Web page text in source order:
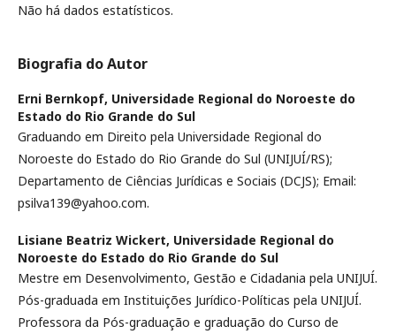
Não há dados estatísticos.
Biografia do Autor
Erni Bernkopf, Universidade Regional do Noroeste do
Estado do Rio Grande do Sul
Graduando em Direito pela Universidade Regional do
Noroeste do Estado do Rio Grande do Sul (UNIJUÍ/RS);
Departamento de Ciências Jurídicas e Sociais (DCJS); Email:
psilva139@yahoo.com.
Lisiane Beatriz Wickert, Universidade Regional do
Noroeste do Estado do Rio Grande do Sul
Mestre em Desenvolvimento, Gestão e Cidadania pela UNIJUÍ.
Pós-graduada em Instituições Jurídico-Políticas pela UNIJUÍ.
Professora da Pós-graduação e graduação do Curso de